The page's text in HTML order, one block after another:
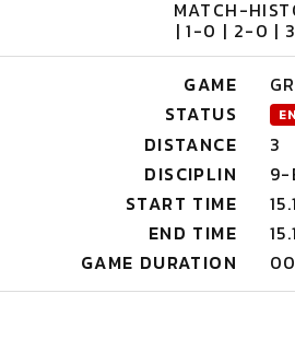
MATCH-
| 1-0 | 2-0 |
GAME
STATUS
DISTANCE
3
DISCIPLIN
9-
START TIME
END TIME
GAME DURATION